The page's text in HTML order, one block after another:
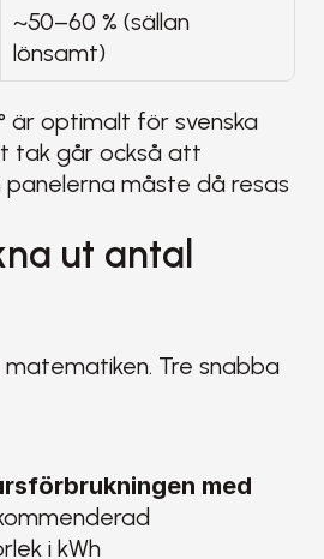
~50–60 % (sällan
lönsamt)
är optimalt för svenska
tak går också att
panelerna måste då resas
ut antal
matematiken. Tre snabba
med
i kWh